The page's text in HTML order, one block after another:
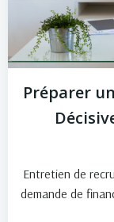
Préparer
Entretien de
demande de